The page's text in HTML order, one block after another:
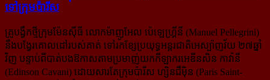
ទៅ​ក្រុម​ប៉ារីស
គ្រូបង្វឹកថ្មីក្រុមម៉ែនស៊ីធី លោកម៉ាញូអែល ប៉េឡេហ្គ្រីនី (Manuel Pellegrini)
នឹងបង្វែរគោលដៅរបស់គាត់ ទៅរកខ្សែ​ប្រយុទ្ធអន្តរជាតិអេស្ប៉ាញវ័យ ២៧ឆ្នាំ
វិញ បន្ទាប់ពីបាត់បងឱកាសតាមប្រមាញ់យកកីឡាករអេឌីនសិន កាវ៉ានី
(Edinson Cavani) ដោយសារតែក្រុមប៉ារីស ហ្សិនជឺម៉ិន (Paris Saint-